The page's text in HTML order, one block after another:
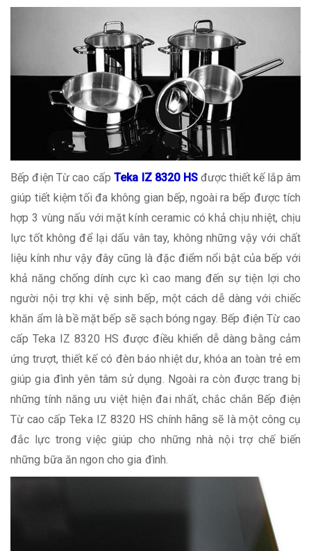
Bếp điện Từ cao cấpTeka IZ 8320 HSđược thiết kế lắp âm
giúp tiết kiệm tối đa không gian bếp, ngoài ra bếp được tích
hợp 3 vùng nấu với mặt kính ceramic có khả chịu nhiệt, chịu
lực tốt không để lại dấu vân tay, không những vậy với chất
liệu kính như vậy đây cũng là đặc điểm nổi bật của bếp với
khả năng chống dính cực kì cao mang đến sự tiện lợi cho
người nội trợ khi vệ sinh bếp, một cách dễ dàng với chiếc
khăn ẩm là bề mặt bếp sẽ sạch bóng ngay. Bếp điện Từ cao
cấp Teka IZ 8320 HS được điều khiển dễ dàng bằng cảm
ứng trượt, thiết kế có đèn báo nhiệt dư, khóa an toàn trẻ em
giúp gia đình yên tâm sử dụng. Ngoài ra còn được trang bị
những tính năng ưu việt hiện đai nhất, chắc chắn Bếp điện
Từ cao cấp Teka IZ 8320 HS chính hãng sẽ là một công cụ
đắc lực trong việc giúp cho những nhà nội trợ chế biến
những bữa ăn ngon cho gia đình.